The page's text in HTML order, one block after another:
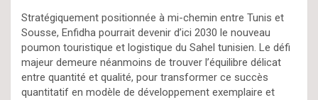
Stratégiquement positionnée à mi-chemin entre Tunis et
Sousse, Enfidha pourrait devenir d’ici 2030 le nouveau
poumon touristique et logistique du Sahel tunisien. Le défi
majeur demeure néanmoins de trouver l’équilibre délicat
entre quantité et qualité, pour transformer ce succès
quantitatif en modèle de développement exemplaire et